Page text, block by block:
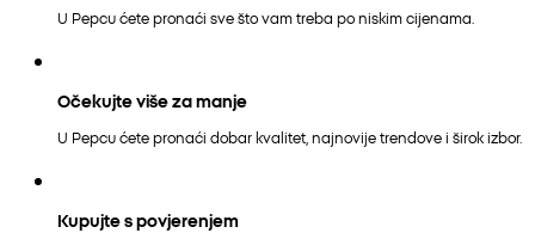
U Pepcu ćete pronaći sve što vam treba po niskim cijenama.
Očekujte više za manje
U Pepcu ćete pronaći dobar kvalitet, najnovije trendove i širok izbor.
Kupujte s povjerenjem